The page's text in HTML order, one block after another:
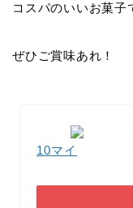
コスパのいいお菓子
ぜひご賞味あれ！
10マイ